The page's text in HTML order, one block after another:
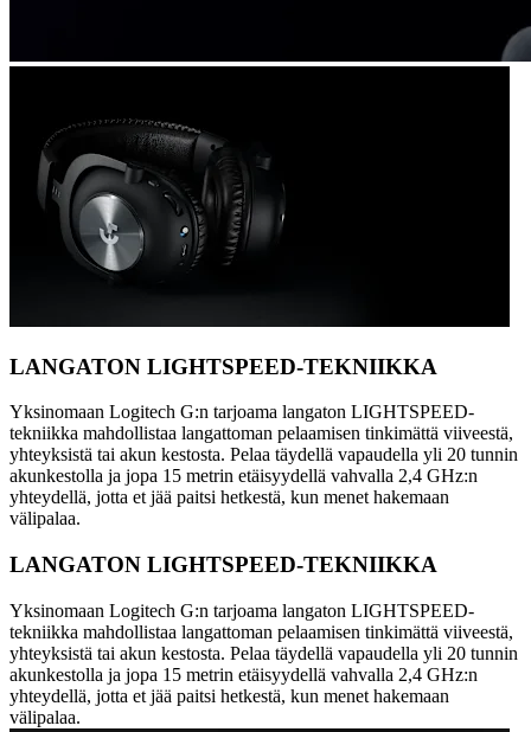
LANGATON LIGHTSPEED-TEKNIIKKA
Yksinomaan Logitech G:n tarjoama langaton LIGHTSPEED-
tekniikka mahdollistaa langattoman pelaamisen tinkimättä viiveestä,
yhteyksistä tai akun kestosta. Pelaa täydellä vapaudella yli 20 tunnin
akunkestolla ja jopa 15 metrin etäisyydellä vahvalla 2,4 GHz:n
yhteydellä, jotta et jää paitsi hetkestä, kun menet hakemaan
välipalaa.
LANGATON LIGHTSPEED-TEKNIIKKA
Yksinomaan Logitech G:n tarjoama langaton LIGHTSPEED-
tekniikka mahdollistaa langattoman pelaamisen tinkimättä viiveestä,
yhteyksistä tai akun kestosta. Pelaa täydellä vapaudella yli 20 tunnin
akunkestolla ja jopa 15 metrin etäisyydellä vahvalla 2,4 GHz:n
yhteydellä, jotta et jää paitsi hetkestä, kun menet hakemaan
välipalaa.